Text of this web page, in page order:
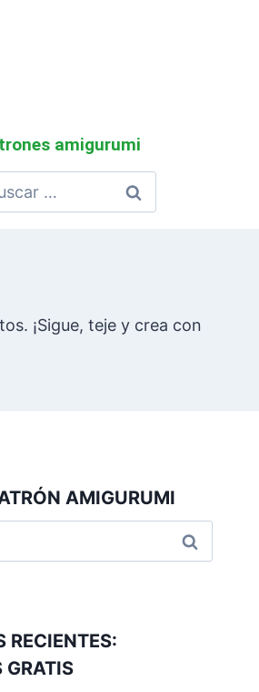
amigurumi
¡Sigue, teje y crea con
AMIGURUMI
RECIENTES:
GRATIS